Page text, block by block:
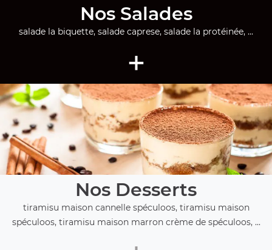
Nos Salades
salade la biquette, salade caprese, salade la protéinée, ...
+
Nos Desserts
tiramisu maison cannelle spéculoos, tiramisu maison
spéculoos, tiramisu maison marron crème de spéculoos, ...